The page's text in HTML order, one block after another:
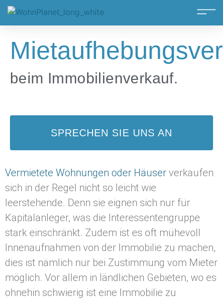
beim Immobilienverkauf.
SPRECHEN SIE UNS AN
Vermietete Wohnungen oder Häuser verkaufen
sich in der Regel nicht so leicht wie
leerstehende. Denn sie eignen sich nur für
Kapitalanleger, was die Interessentengruppe
stark einschränkt. Zudem ist es oft mühevoll
Innenaufnahmen von der Immobilie zu machen,
dies ist nämlich nur bei Zustimmung vom Mieter
möglich. Vor allem in ländlichen Gebieten, wo es
ohnehin schwierig ist eine Immobilie zu